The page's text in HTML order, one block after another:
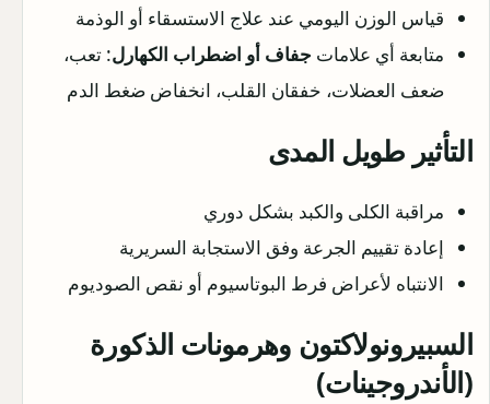
قياس الوزن اليومي عند علاج الاستسقاء أو الوذمة
متابعة أي علامات جفاف أو اضطراب الكهارل: تعب،
ضعف العضلات، خفقان القلب، انخفاض ضغط الدم
التأثير طويل المدى
مراقبة الكلى والكبد بشكل دوري
إعادة تقييم الجرعة وفق الاستجابة السريرية
الانتباه لأعراض فرط البوتاسيوم أو نقص الصوديوم
السبيرونولاكتون وهرمونات الذكورة
(الأندروجينات)